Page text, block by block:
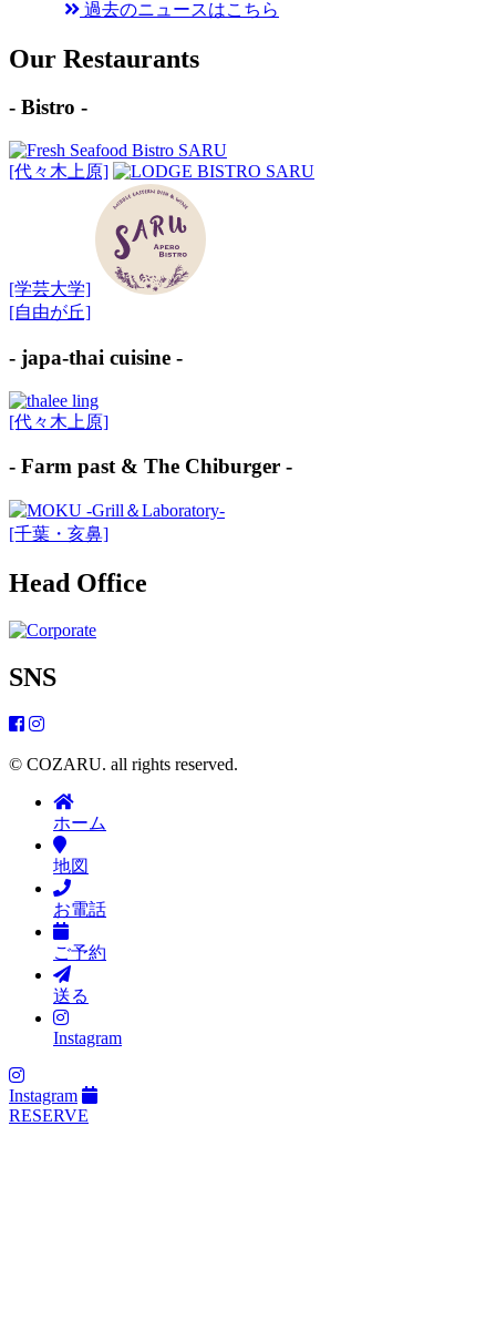
過去のニュースはこちら
Our Restaurants
- Bistro -
[代々木上原]
[学芸大学]
[自由が丘]
- japa-thai cuisine -
[代々木上原]
- Farm past & The Chiburger -
[千葉・亥鼻]
Head Office
SNS
© COZARU. all rights reserved.
ホーム
地図
お電話
ご予約
送る
Instagram
Instagram
RESERVE